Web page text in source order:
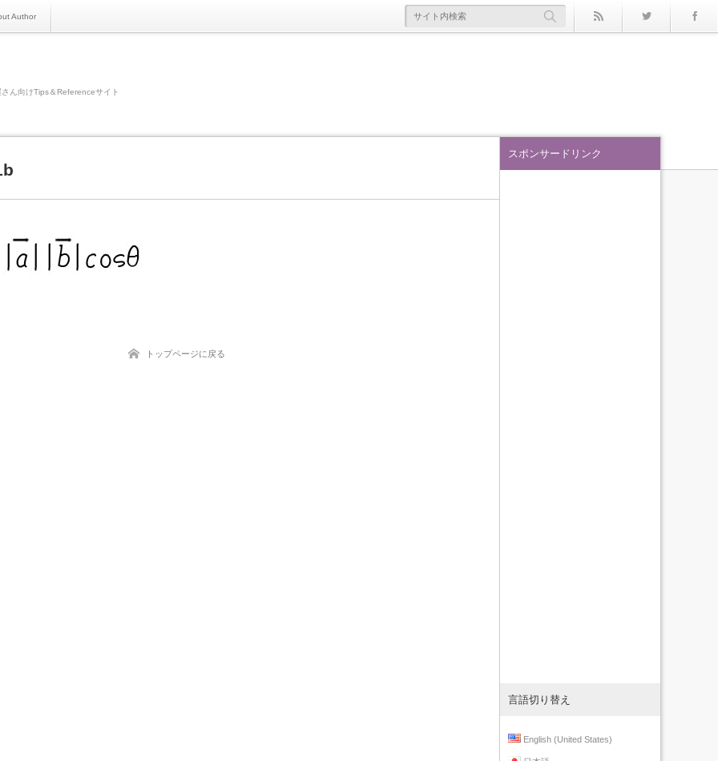
Author
ん向けTips＆Referenceサイト
トップページに戻る
スポンサードリンク
言語切り替え
English (United States)